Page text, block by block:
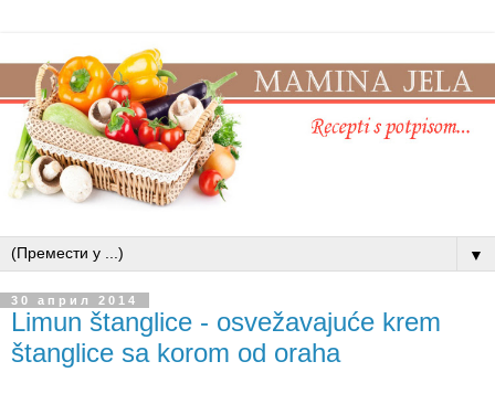
▼
30 април 2014
Limun štanglice - osvežavajuće krem
štanglice sa korom od oraha